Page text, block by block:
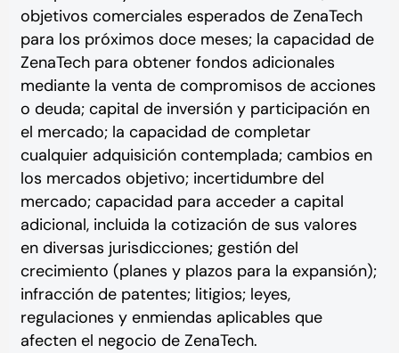
objetivos comerciales esperados de ZenaTech
para los próximos doce meses; la capacidad de
ZenaTech para obtener fondos adicionales
mediante la venta de compromisos de acciones
o deuda; capital de inversión y participación en
el mercado; la capacidad de completar
cualquier adquisición contemplada; cambios en
los mercados objetivo; incertidumbre del
mercado; capacidad para acceder a capital
adicional, incluida la cotización de sus valores
en diversas jurisdicciones; gestión del
crecimiento (planes y plazos para la expansión);
infracción de patentes; litigios; leyes,
regulaciones y enmiendas aplicables que
afecten el negocio de ZenaTech.